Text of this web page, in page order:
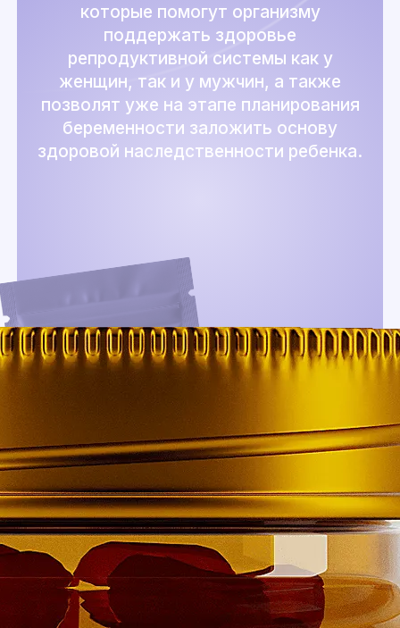
которые помогут организму
поддержать здоровье
репродуктивной системы как у
женщин, так и у мужчин, а также
позволят уже на этапе планирования
беременности заложить основу
здоровой наследственности ребенка.